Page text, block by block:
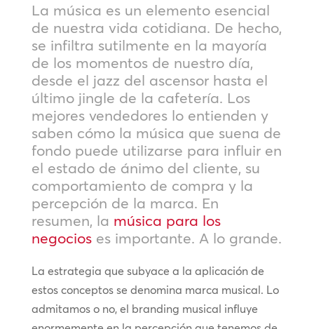
La música es un elemento esencial
de nuestra vida cotidiana. De hecho,
se infiltra sutilmente en la mayoría
de los momentos de nuestro día,
desde el jazz del ascensor hasta el
último jingle de la cafetería. Los
mejores vendedores lo entienden y
saben cómo la música que suena de
fondo puede utilizarse para influir en
el estado de ánimo del cliente, su
comportamiento de compra y la
percepción de la marca. En
resumen, la música para los
negocioses importante. A lo grande.
La estrategia que subyace a la aplicación de
estos conceptos se denomina marca musical. Lo
admitamos o no, el branding musical influye